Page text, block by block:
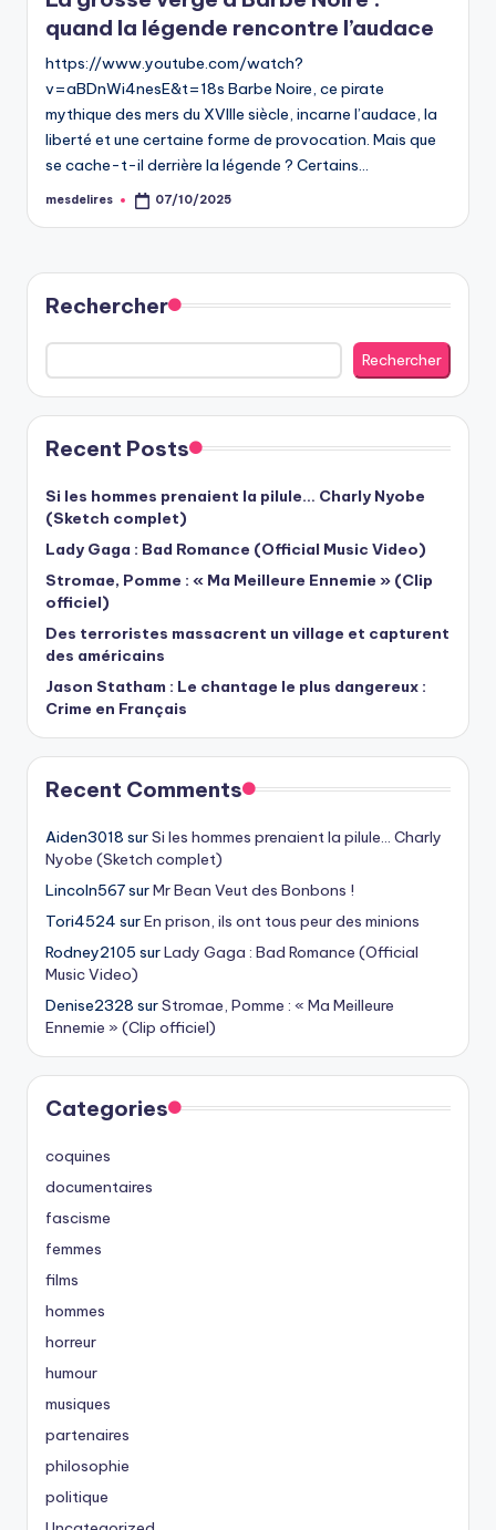
quand la légende rencontre l’audace
https://www.youtube.com/watch?
v=aBDnWi4nesE&t=18s Barbe Noire, ce pirate
mythique des mers du XVIIIe siècle, incarne l’audace, la
liberté et une certaine forme de provocation. Mais que
se cache-t-il derrière la légende ? Certains…
Posted
mesdelires 07/10/2025
Rechercher
Rechercher
Recent Posts
Si les hommes prenaient la pilule… Charly Nyobe
(Sketch complet)
Lady Gaga : Bad Romance (Official Music Video)
Stromae, Pomme : « Ma Meilleure Ennemie » (Clip
officiel)
Des terroristes massacrent un village et capturent
des américains
Jason Statham : Le chantage le plus dangereux :
Crime en Français
Recent Comments
Aiden3018 surSi les hommes prenaient la pilule… Charly
Nyobe (Sketch complet)
Lincoln567surMr Bean Veut des Bonbons !
Tori4524 surEn prison, ils ont tous peur des minions
Rodney2105 surLady Gaga : Bad Romance (Official
Music Video)
Denise2328 surStromae, Pomme : « Ma Meilleure
Ennemie » (Clip officiel)
Categories
coquines
documentaires
fascisme
femmes
films
hommes
horreur
humour
musiques
partenaires
philosophie
politique